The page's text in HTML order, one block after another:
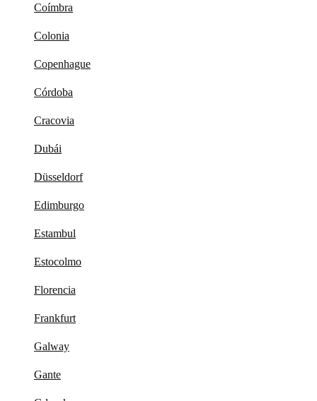
Coímbra
Colonia
Copenhague
Córdoba
Cracovia
Dubái
Düsseldorf
Edimburgo
Estambul
Estocolmo
Florencia
Frankfurt
Galway
Gante